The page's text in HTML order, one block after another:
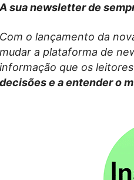
A sua newsletter de
Com o lançamento da
mudar a plataforma de
informação que os
decisões e a entender o